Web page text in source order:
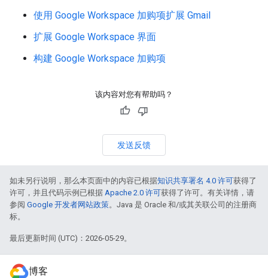
使用 Google Workspace 加购项扩展 Gmail
扩展 Google Workspace 界面
构建 Google Workspace 加购项
该内容对您有帮助吗？
发送反馈
如未另行说明，那么本页面中的内容已根据知识共享署名 4.0 许可获得了
许可，并且代码示例已根据 Apache 2.0 许可获得了许可。有关详情，请
参阅 Google 开发者网站政策。Java 是 Oracle 和/或其关联公司的注册商
标。
最后更新时间 (UTC)：2026-05-29。
博客